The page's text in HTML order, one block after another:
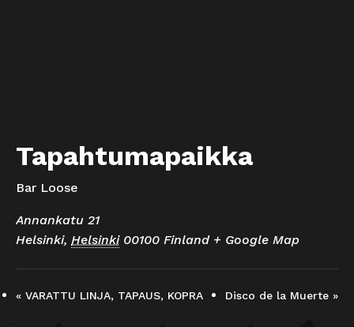
Tapahtumapaikka
Bar Loose
Annankatu 21
Helsinki, Helsinki 00100 Finland + Google Map
« VARATTU LINJA, TAPAUS, KOPRA Disco de la Muerte »